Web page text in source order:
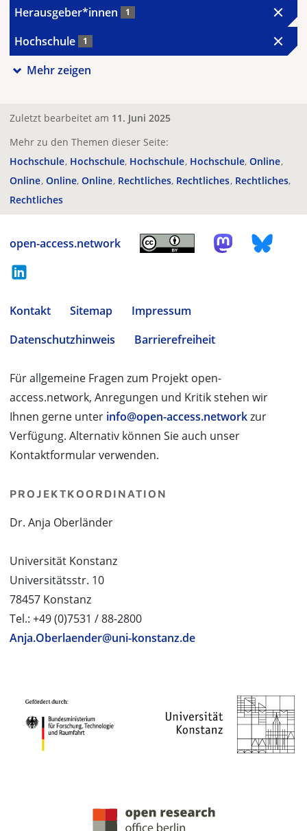
Herausgeber*innen 1
Hochschule 1
Mehr zeigen
Zuletzt bearbeitet am 11. Juni 2025
Mehr zu den Themen dieser Seite:
Hochschule Hochschule Hochschule Hochschule Online
Online Online Online Rechtliches Rechtliches Rechtliches
Rechtliches
open-access.network
Kontakt Sitemap
Impressum
Datenschutzhinweis
Barrierefreiheit
Für allgemeine Fragen zum Projekt open-
access.network, Anregungen und Kritik stehen wir
Ihnen gerne unter info@open-access.networkzur
Verfügung. Alternativ können Sie auch unser
Kontaktformular verwenden.
PROJEKTKOORDINATION
Dr. Anja Oberländer
Universität Konstanz
Universitätsstr. 10
78457 Konstanz
Tel.: +49 (0)7531 / 88-2800
Anja.Oberlaender@uni-konstanz.de